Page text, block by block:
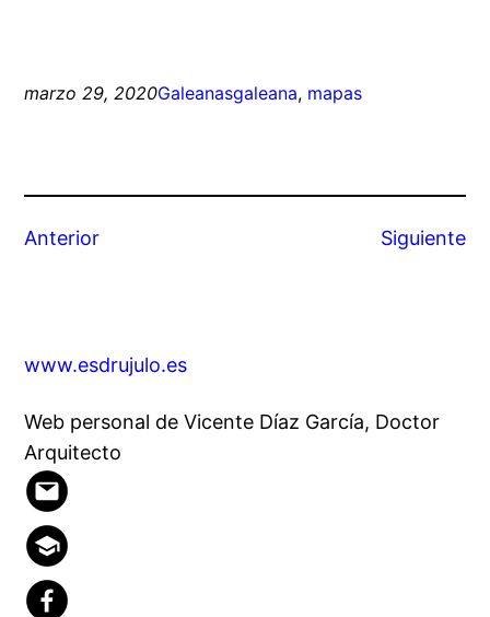
marzo 29, 2020Galeanasgaleana, mapas
Anterior Siguiente
www.esdrujulo.es
Web personal de Vicente Díaz García, Doctor
Arquitecto